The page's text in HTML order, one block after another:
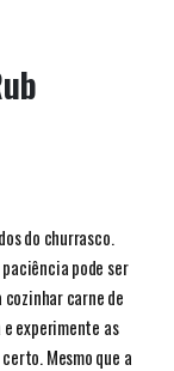
do churrasco.
pode ser
carne de
experimente as
Mesmo que a